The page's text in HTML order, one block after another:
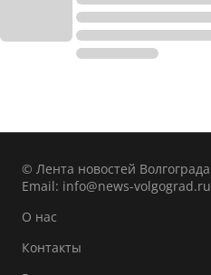
© Лента новостей Волгограда
Email: info@news-volgograd.ru
О нас
Контакты